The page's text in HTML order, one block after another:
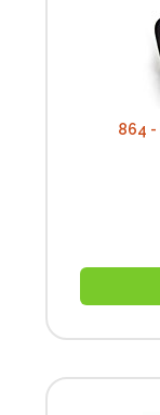
864